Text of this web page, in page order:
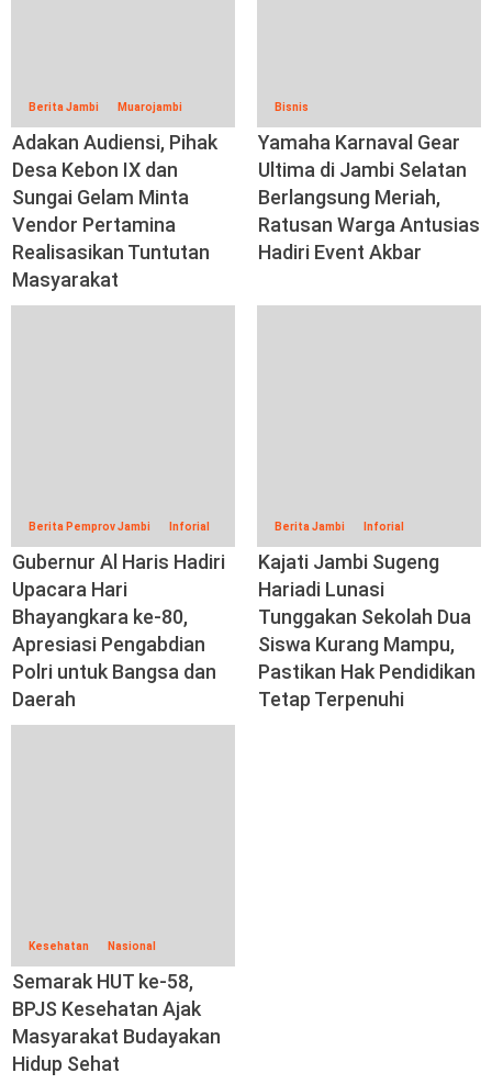
Berita Jambi Muarojambi
Adakan Audiensi, Pihak
Desa Kebon IX dan
Sungai Gelam Minta
Vendor Pertamina
Realisasikan Tuntutan
Masyarakat
Bisnis
Yamaha Karnaval Gear
Ultima di Jambi Selatan
Berlangsung Meriah,
Ratusan Warga Antusias
Hadiri Event Akbar
Berita Pemprov Jambi Inforial
Gubernur Al Haris Hadiri
Upacara Hari
Bhayangkara ke-80,
Apresiasi Pengabdian
Polri untuk Bangsa dan
Daerah
Berita Jambi Inforial
Kajati Jambi Sugeng
Hariadi Lunasi
Tunggakan Sekolah Dua
Siswa Kurang Mampu,
Pastikan Hak Pendidikan
Tetap Terpenuhi
Kesehatan Nasional
Semarak HUT ke-58,
BPJS Kesehatan Ajak
Masyarakat Budayakan
Hidup Sehat